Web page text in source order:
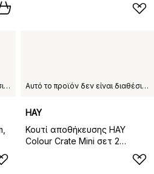
Αυτό το προϊόν δεν είναι διαθέσιμο στη χώρα παράδοσης που έχετε επιλέξει. Αυτό το προϊόν δεν είναι διαθέσιμο στη χώρα παράδοσης που έχετε επιλέξει.
HAY
Κουτί αποθήκευσης HAY
Colour Crate Mini σετ 2